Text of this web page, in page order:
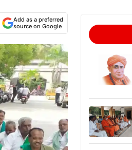
Add as a preferred
source on Google